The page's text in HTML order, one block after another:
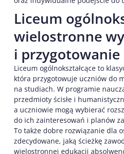
Liceum
wielostronne
i
Liceum ogólnokształcące to
która przygotowuje uczniów do
na studiach. W programie
przedmioty ścisłe i
a uczniowie mogą wybierać
do ich zainteresowań i planów
To także dobre rozwiązanie dla
zdecydowane, jaką ścieżkę
wielostronnej edukacji